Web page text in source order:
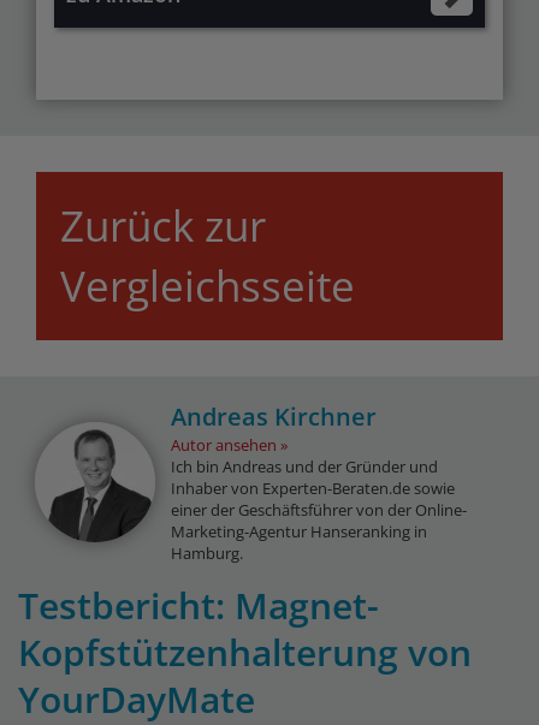
Zurück zur
Vergleichsseite
Andreas Kirchner
Autor ansehen
Ich bin Andreas und der Gründer und
Inhaber von Experten-Beraten.de sowie
einer der Geschäftsführer von der Online-
Marketing-Agentur Hanseranking in
Hamburg.
Testbericht: Magnet-
Kopfstützenhalterung von
YourDayMate